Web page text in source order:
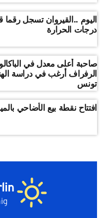
اليوم ..القيروان تسجل رقما
درجات الحرارة
صاحبة أعلى معدل في
الرفراف أرغب في دراسة
تونس
افتتاح نقطة بيع الأضاحي